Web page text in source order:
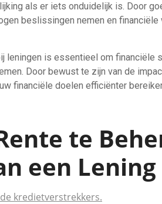
als er iets onduidelijk is. Door
beslissingen nemen en financiële
leningen is essentieel om financiële
Door bewust te zijn van de
financiële doelen efficiënter
te
een Lening
kredietverstrekkers.